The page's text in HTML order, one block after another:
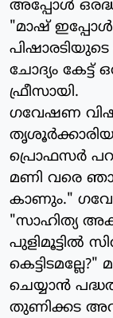
അപ്പോള്‍
"മാഷ്
ചോദ്യം കേട്ട്
ഫ്രീസായി.
ഗവേഷണ
പ്രൊഫസര്‍
മണി വരെ
കാണും."
"സാഹിത്യ
പുളിമൂട്ടില്‍
ചെയ്യാന്‍
തുണിക്കട